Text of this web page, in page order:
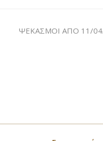
ΨΕΚΑΣΜΟΙ ΑΠΟ 11/